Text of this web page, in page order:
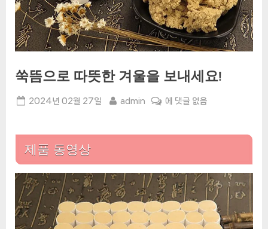
쑥뜸으로 따뜻한 겨울을 보내세요!
Posted
2024년 02월 27일 By
admin
쑥
한
겨
울
을
에 댓글 없음
제품 동영상